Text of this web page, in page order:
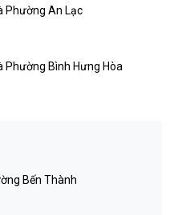
Phường An Lạc
Phường Bình Hưng Hòa
Bến Thành